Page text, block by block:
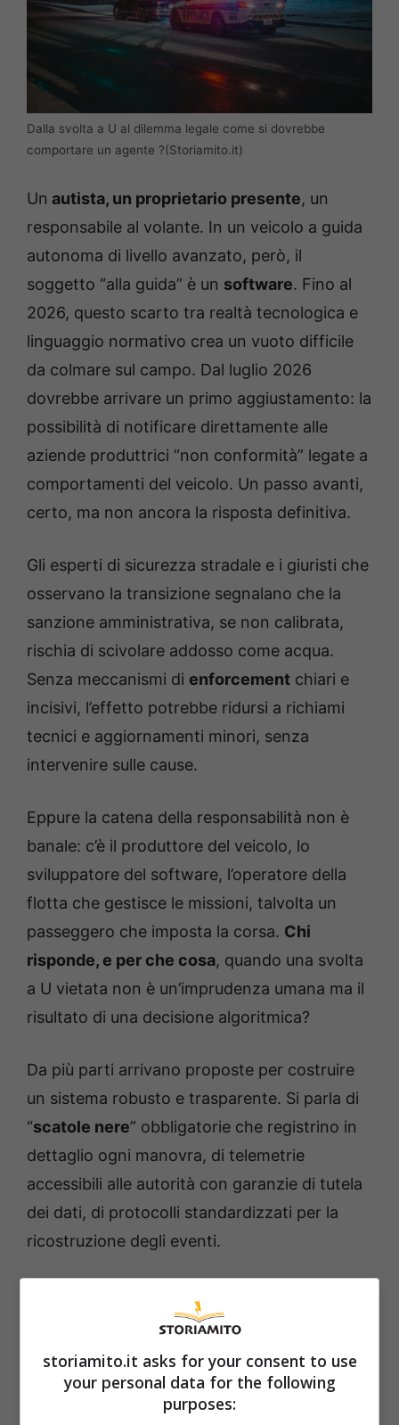
Dalla svolta a U al dilemma legale come si dovrebbe
comportare un agente ?(Storiamito.it)
Un autista, un proprietario presente, un
responsabile al volante. In un veicolo a guida
autonoma di livello avanzato, però, il
soggetto “alla guida” è un software. Fino al
2026, questo scarto tra realtà tecnologica e
linguaggio normativo crea un vuoto difficile
da colmare sul campo. Dal luglio 2026
dovrebbe arrivare un primo aggiustamento: la
possibilità di notificare direttamente alle
aziende produttrici “non conformità” legate a
comportamenti del veicolo. Un passo avanti,
certo, ma non ancora la risposta definitiva.
Gli esperti di sicurezza stradale e i giuristi che
osservano la transizione segnalano che la
sanzione amministrativa, se non calibrata,
rischia di scivolare addosso come acqua.
Senza meccanismi di enforcement chiari e
incisivi, l’effetto potrebbe ridursi a richiami
tecnici e aggiornamenti minori, senza
intervenire sulle cause.
Eppure la catena della responsabilità non è
banale: c’è il produttore del veicolo, lo
sviluppatore del software, l’operatore della
flotta che gestisce le missioni, talvolta un
passeggero che imposta la corsa. Chi
risponde, e per che cosa, quando una svolta
a U vietata non è un’imprudenza umana ma il
risultato di una decisione algoritmica?
Da più parti arrivano proposte per costruire
un sistema robusto e trasparente. Si parla di
“scatole nere” obbligatorie che registrino in
dettaglio ogni manovra, di telemetrie
accessibili alle autorità con garanzie di tutela
dei dati, di protocolli standardizzati per la
ricostruzione degli eventi.
geofencingper limitare l’operatività
a zone mappate e prevedibili;
softwareda remoto per correggere
rapidamente errori; capacità di intervento
storiamito.it asks for your consent to use
your personal data for the following
purposes: